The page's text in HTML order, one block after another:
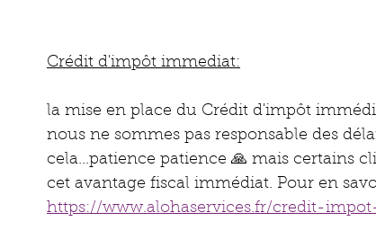
Crédit d'impôt immediat:
la mise en place du Crédit d'impôt
nous ne sommes pas responsable des
cela...patience patience 🙏 mais certains
cet avantage fiscal immédiat. Pour en
https://www.alohaservices.fr/credit-